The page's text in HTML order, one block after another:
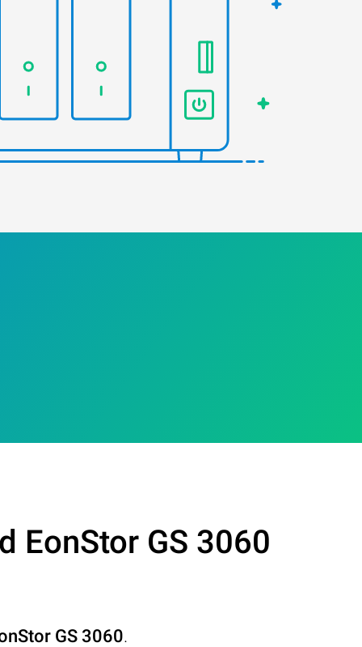
EonStor GS 3060
GS 3060.